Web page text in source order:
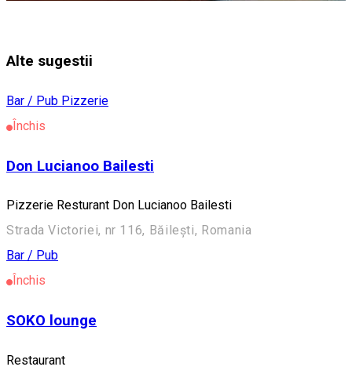
Alte sugestii
Bar / Pub Pizzerie
Închis
Don Lucianoo Bailesti
Pizzerie Resturant Don Lucianoo Bailesti
Strada Victoriei, nr 116, Băilești, Romania
Bar / Pub
Închis
SOKO lounge
Restaurant